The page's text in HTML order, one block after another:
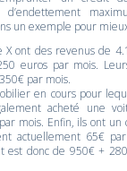
un exemple pour
X ont des revenus de
euros par mois.
par mois.
en cours pour
acheté une
mois. Enfin, ils ont
actuellement 65€
est donc de 950€ +